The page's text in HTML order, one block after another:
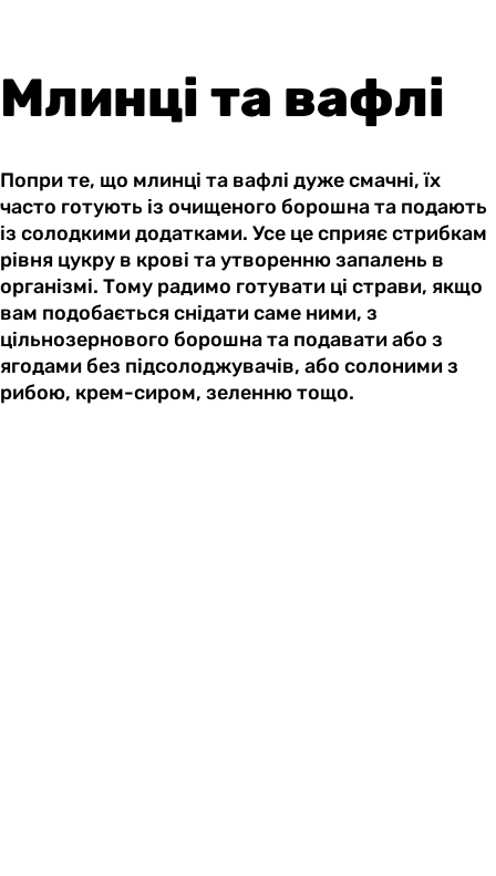
Млинці та вафлі
Попри те, що млинці та вафлі дуже смачні, їх
часто готують із очищеного борошна та подають
із солодкими додатками. Усе це сприяє стрибкам
рівня цукру в крові та утворенню запалень в
організмі. Тому радимо готувати ці страви, якщо
вам подобається снідати саме ними, з
цільнозернового борошна та подавати або з
ягодами без підсолоджувачів, або солоними з
рибою, крем-сиром, зеленню тощо.